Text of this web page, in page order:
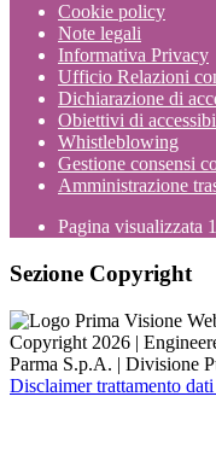
Cookie policy
Note legali
Informativa Privacy
Ufficio Relazioni
Dichiarazione di
Obiettivi di
Whistleblowing
Gestione consensi
Amministrazione
Pagina visualizzata
Sezione Copyright
Copyright 2026 |
Parma S.p.A. | Divisione
Disclaimer trattamento